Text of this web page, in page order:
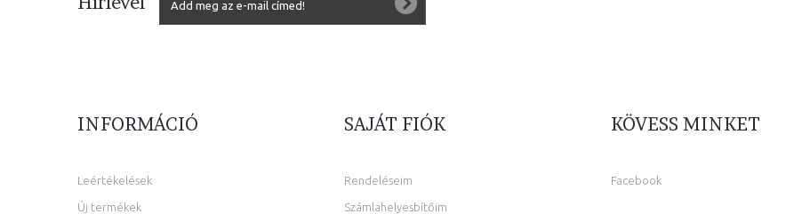
INFORMÁCIÓ
Leértékelések
Új termékek
SAJÁT FIÓK
Rendeléseim
Számlahelyesbítőim
KÖVESS MINKET
Facebook